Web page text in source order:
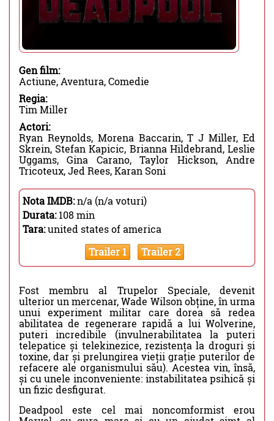
Gen film:
Actiune, Aventura, Comedie
Regia:
Tim Miller
Actori:
Ryan Reynolds, Morena Baccarin, T J Miller, Ed
Skrein, Stefan Kapicic, Brianna Hildebrand, Leslie
Uggams, Gina Carano, Taylor Hickson, Andre
Tricoteux, Jed Rees, Karan Soni
Nota IMDB:n/a (n/a voturi)
Durata:108 min
Tara:united states of america
Trailer 1
Trailer 2
Fost membru al Trupelor Speciale, devenit
ulterior un mercenar, Wade Wilson obține, în urma
unui experiment militar care dorea să redea
abilitatea de regenerare rapidă a lui Wolverine,
puteri incredibile (invulnerabilitatea la puteri
telepatice și telekinezice, rezistența la droguri și
toxine, dar și prelungirea vieții grație puterilor de
refacere ale organismului său). Acestea vin, însă,
și cu unele inconveniente: instabilitatea psihică și
un fizic desfigurat.
Deadpool este cel mai noncomformist erou